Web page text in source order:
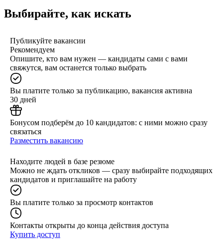
Выбирайте, как искать
Публикуйте вакансии
Рекомендуем
Опишите, кто вам нужен — кандидаты сами с вами
свяжутся, вам останется только выбрать
Вы платите только за публикацию, вакансия активна
30 дней
Бонусом подберём до 10 кандидатов: с ними можно сразу
связаться
Разместить вакансию
Находите людей в базе резюме
Можно не ждать откликов — сразу выбирайте подходящих
кандидатов и приглашайте на работу
Вы платите только за просмотр контактов
Контакты открыты до конца действия доступа
Купить доступ